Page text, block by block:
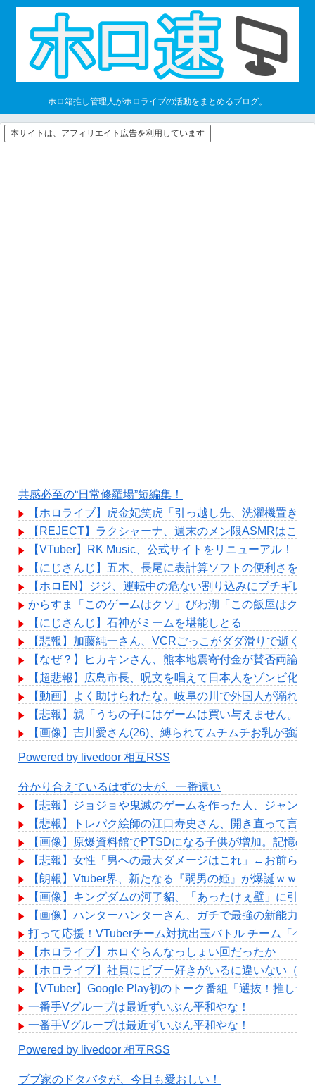
ホロ箱推し管理人がホロライブの活動をまとめるブログ。
本サイトは、アフィリエイト広告を利用しています
共感必至の“日常修羅場”短編集！
【ホロライブ】虎金妃笑虎「引っ越し先、洗濯機置き
【REJECT】ラクシャーナ、週末のメン限ASMRはこれ
【VTuber】RK Music、公式サイトをリニューアル！
【にじさんじ】五木、長尾に表計算ソフトの便利さを
【ホロEN】ジジ、運転中の危ない割り込みにブチギレ
からすま「このゲームはクソ」びわ湖「この飯屋はク
【にじさんじ】石神がミームを堪能しとる
【悲報】加藤純一さん、VCRごっこがダダ滑りで逝く
【なぜ？】ヒカキンさん、熊本地震寄付金が賛否両論
【超悲報】広島市長、呪文を唱えて日本人をゾンビ化
【動画】よく助けられたな。岐阜の川で外国人が溺れて
【悲報】親「うちの子にはゲームは買い与えません。
【画像】吉川愛さん(26)、縛られてムチムチお乳が強調
Powered by livedoor 相互RSS
分かり合えているはずの夫が、一番遠い
【悲報】ジョジョや鬼滅のゲームを作った人、ジャン
【悲報】トレパク絵師の江口寿史さん、開き直って言
【画像】原爆資料館でPTSDになる子供が増加。記憶の
【悲報】女性「男への最大ダメージはこれ」←お前ら耐
【朗報】Vtuber界、新たなる『弱男の姫』が爆誕ｗｗｗ
【画像】キングダムの河了貂、「あったけぇ壁」に引
【画像】ハンターハンターさん、ガチで最強の新能力
打って応援！VTuberチーム対抗出玉バトル チーム「ペ
【ホロライブ】ホロぐらんなっしょい回だったか
【ホロライブ】社員にビブー好きがいるに違いない（確
【VTuber】Google Play初のトーク番組「選抜！推し
一番手Vグループは最近ずいぶん平和やな！
一番手Vグループは最近ずいぶん平和やな！
Powered by livedoor 相互RSS
ブブ家のドタバタが、今日も愛おしい！